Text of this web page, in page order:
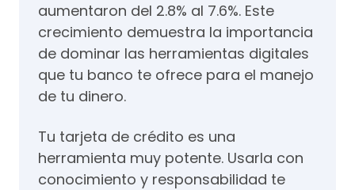
aumentaron del 2.8% al 7.6%. Este
crecimiento demuestra la importancia
de dominar las herramientas digitales
que tu banco te ofrece para el manejo
de tu dinero.
Tu tarjeta de crédito es una
herramienta muy potente. Usarla con
conocimiento y responsabilidad te